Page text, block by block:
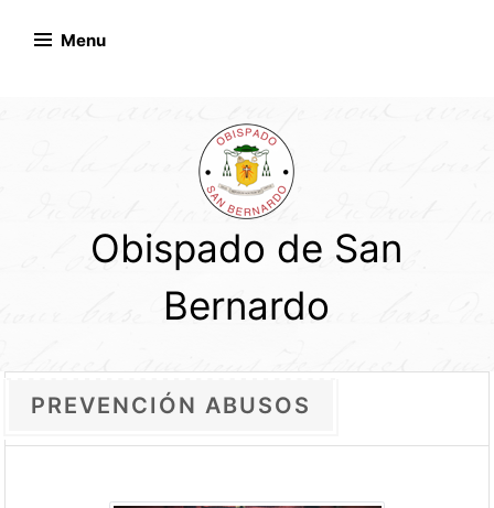
Menu
Obispado de San
Bernardo
PREVENCIÓN ABUSOS